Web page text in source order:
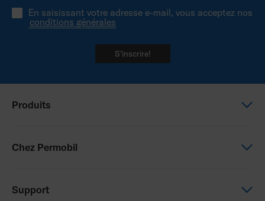
En saisissant votre adresse e-mail, vous acceptez nos
conditions générales
S'inscrire!
Produits
Chez Permobil
Support